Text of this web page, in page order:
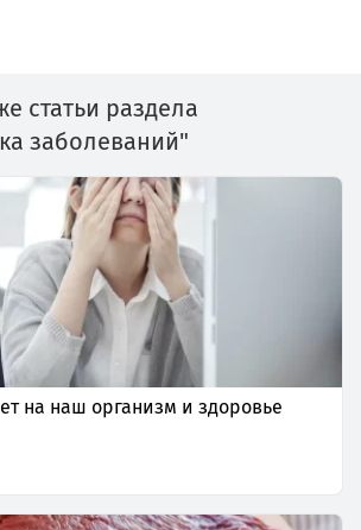
статьи раздела
заболеваний"
на наш организм и здоровье